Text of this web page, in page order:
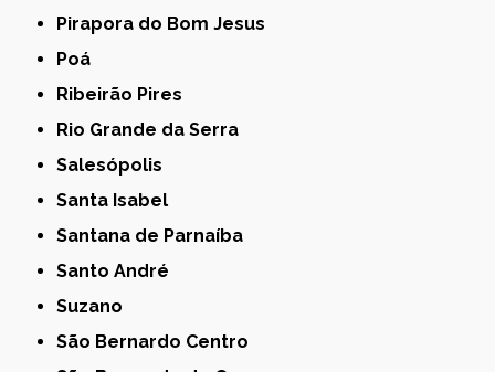
Pirapora do Bom Jesus
Poá
Ribeirão Pires
Rio Grande da Serra
Salesópolis
Santa Isabel
Santana de Parnaíba
Santo André
Suzano
São Bernardo Centro